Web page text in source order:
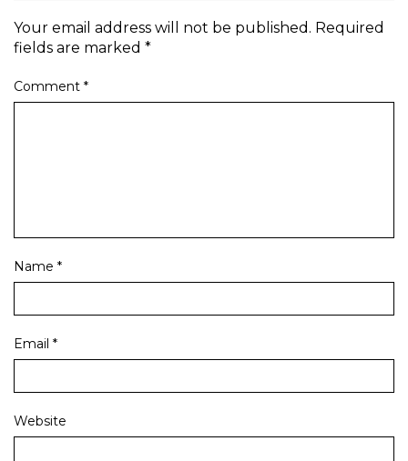
Your email address will not be published. Required
fields are marked *
Comment *
Name *
Email *
Website